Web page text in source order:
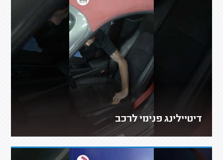
דיטיילינג פנימי לרכב